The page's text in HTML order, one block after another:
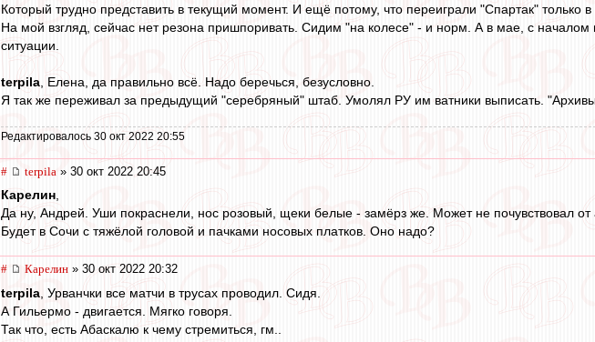
Который трудно представить в текущий момент. И ещё потому, что переиграли "Спартак" только
На мой взгляд, сейчас нет резона пришпоривать. Сидим "на колесе" - и норм. А в мае, с началом
ситуации.
terpila, Елена, да правильно всё. Надо беречься, безусловно.
Я так же переживал за предыдущий "серебряный" штаб. Умолял РУ им ватники выписать.
Редактировалось 30 окт 2022 20:55
# terpila » 30 окт 2022 20:45
Карелин,
Да ну, Андрей. Уши покраснели, нос розовый, щеки белые - замёрз же. Может не почувствовал от
Будет в Сочи с тяжёлой головой и пачками носовых платков. Оно надо?
# Карелин » 30 окт 2022 20:32
terpila , Урванчки все матчи в трусах проводил. Сидя.
А Гильермо - двигается. Мягко говоря.
Так что, есть Абаскалю к чему стремиться, гм..